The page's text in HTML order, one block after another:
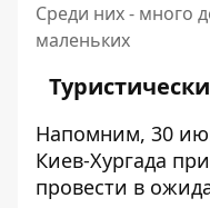
Среди них - много
маленьких
Напомним, 30
Киев-Хургада
провести в